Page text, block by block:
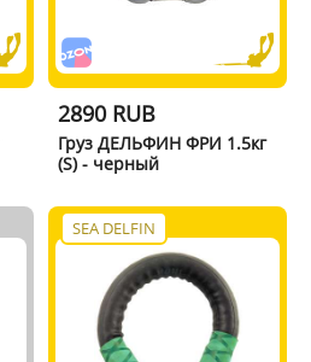
2890 RUB
Груз ДЕЛЬФИН ФРИ 1.5кг
(S) - черный
SEA DELFIN